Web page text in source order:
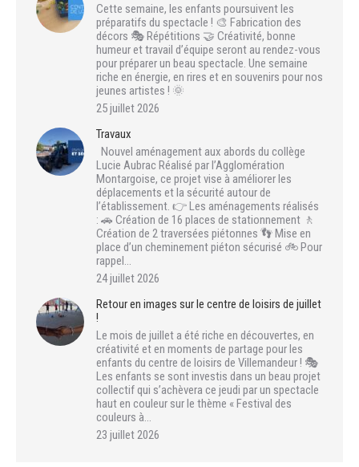
Cette semaine, les enfants poursuivent les
préparatifs du spectacle ! 🎨 Fabrication des
décors 🎭 Répétitions 🤝 Créativité, bonne
humeur et travail d’équipe seront au rendez-vous
pour préparer un beau spectacle. Une semaine
riche en énergie, en rires et en souvenirs pour nos
jeunes artistes ! 🌞
25 juillet 2026
Travaux
Nouvel aménagement aux abords du collège
Lucie Aubrac Réalisé par l’Agglomération
Montargoise, ce projet vise à améliorer les
déplacements et la sécurité autour de
l’établissement. 👉 Les aménagements réalisés
: 🚗 Création de 16 places de stationnement 🚶
Création de 2 traversées piétonnes 👣 Mise en
place d’un cheminement piéton sécurisé 🚲 Pour
rappel…
24 juillet 2026
Retour en images sur le centre de loisirs de juillet
!
Le mois de juillet a été riche en découvertes, en
créativité et en moments de partage pour les
enfants du centre de loisirs de Villemandeur ! 🎭
Les enfants se sont investis dans un beau projet
collectif qui s’achèvera ce jeudi par un spectacle
haut en couleur sur le thème « Festival des
couleurs à…
23 juillet 2026